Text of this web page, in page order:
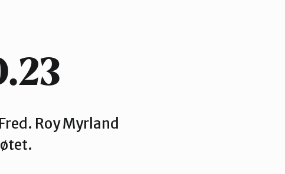
Hamar og omegn
Roy Myrland